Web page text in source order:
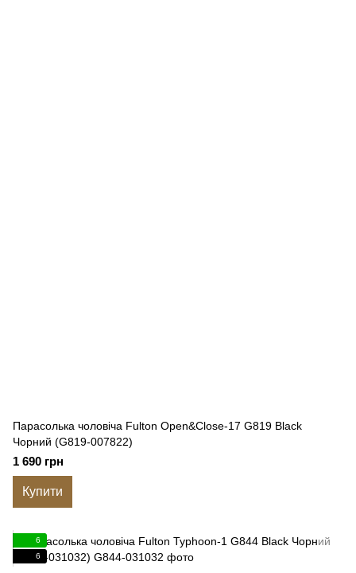
Парасолька чоловіча Fulton Open&Close-17 G819 Black
Чорний (G819-007822)
1 690 грн
Купити
6
6